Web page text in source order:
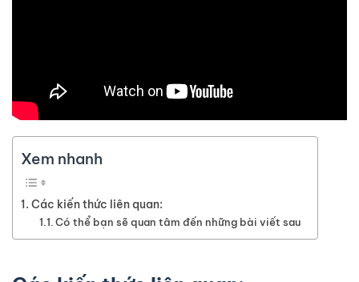
Xem nhanh
Các kiến thức liên quan:
Có thể bạn sẽ quan tâm đến những bài viết sau